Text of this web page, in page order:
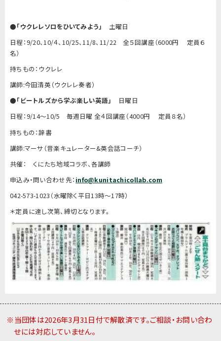
●「ウクレレソロをひいてみよう」 土曜日
日程：9/20、10/４、10/25、11/8、11/22 全５回講座（6000円 定員６
名）
持ちもの：ウクレレ
講師:今田清英（ウクレレ奏者）
●「ビートルズから学ぶ楽しい英語」
日曜日
日程：9/14〜10/5 毎週日曜 全４回講座（4000円 定員８名）
持ちもの：辞書
講師:マーサ（音楽キュレーター&英会話コーチ）
共催： くにたち地域コラボ、各講師
申込み・問い合わせ先： info@kunitachicollab.com
042-573-1023（水曜除く平日13時～17時）
＊定員に達し次第、締切となります。
※当団体は2026年3月31日付で解散済です。ご相談・お問い合わ
せには対応していません。